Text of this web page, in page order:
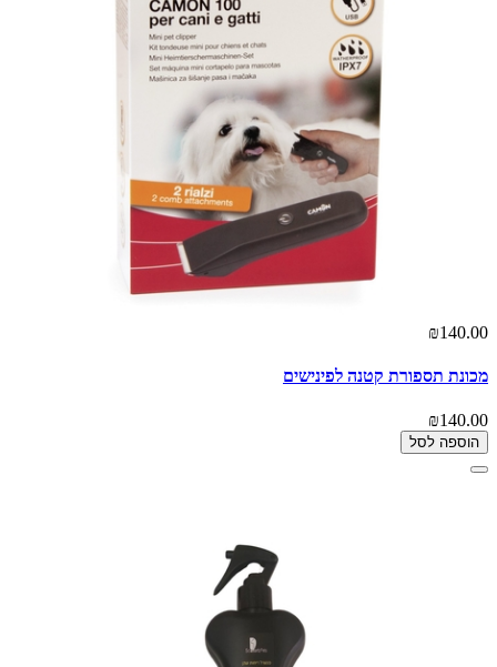
₪140.00
מכונת תספורת קטנה לפינישים
₪140.00
הוספה לסל